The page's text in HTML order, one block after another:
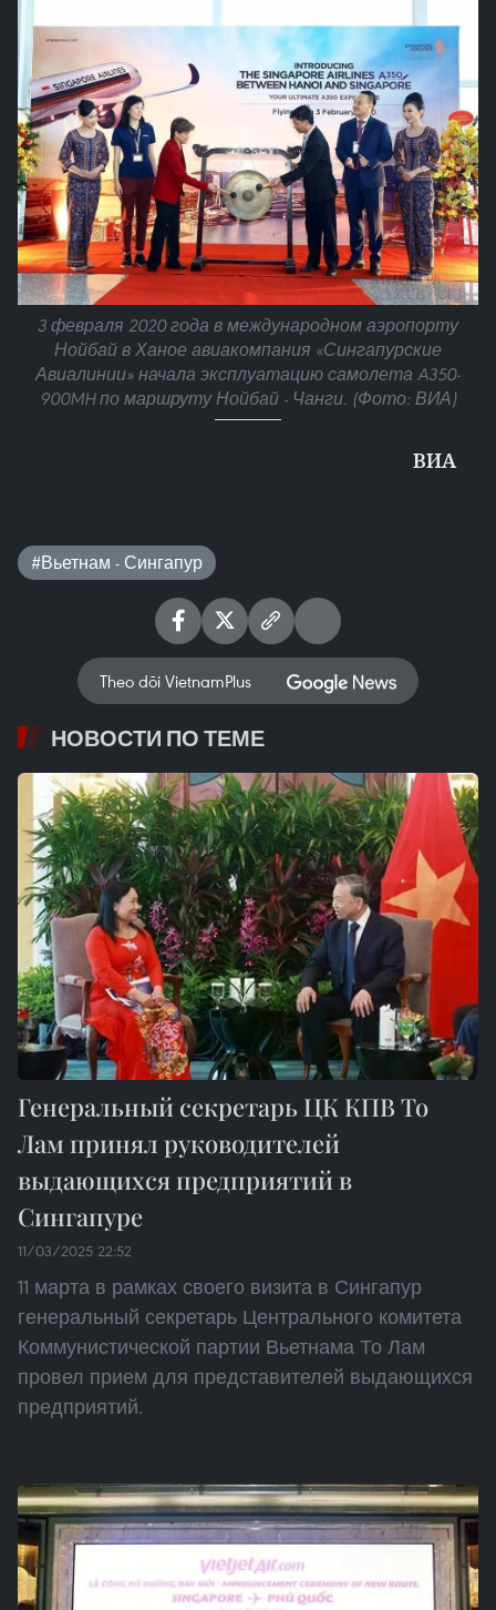
3 февраля 2020 года в международном аэропорту
Нойбай в Ханое авиакомпания «Сингапурские
Авиалинии» начала эксплуатацию самолета A350-
900MH по маршруту Нойбай - Чанги. (Фото: ВИА)
ВИА
#Вьетнам - Сингапур
Theo dõi VietnamPlus
НОВОСТИ ПО ТЕМЕ
Генеральный секретарь ЦК КПВ То
Лам принял руководителей
выдающихся предприятий в
Сингапуре
11/03/2025 22:52
11 марта в рамках своего визита в Сингапур
генеральный секретарь Центрального комитета
Коммунистической партии Вьетнама То Лам
провел прием для представителей выдающихся
предприятий.